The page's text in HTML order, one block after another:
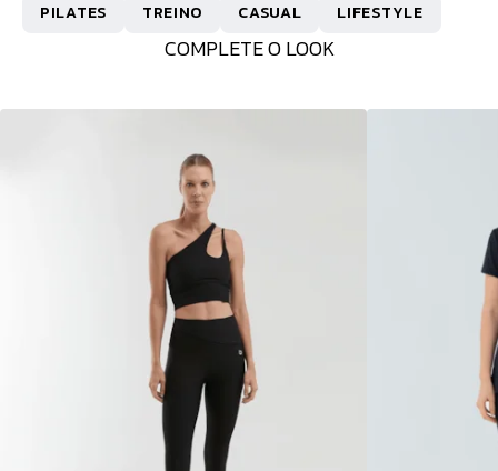
COMPLETE O LOOK
PILATES
TREINO CASUAL LIFESTYLE